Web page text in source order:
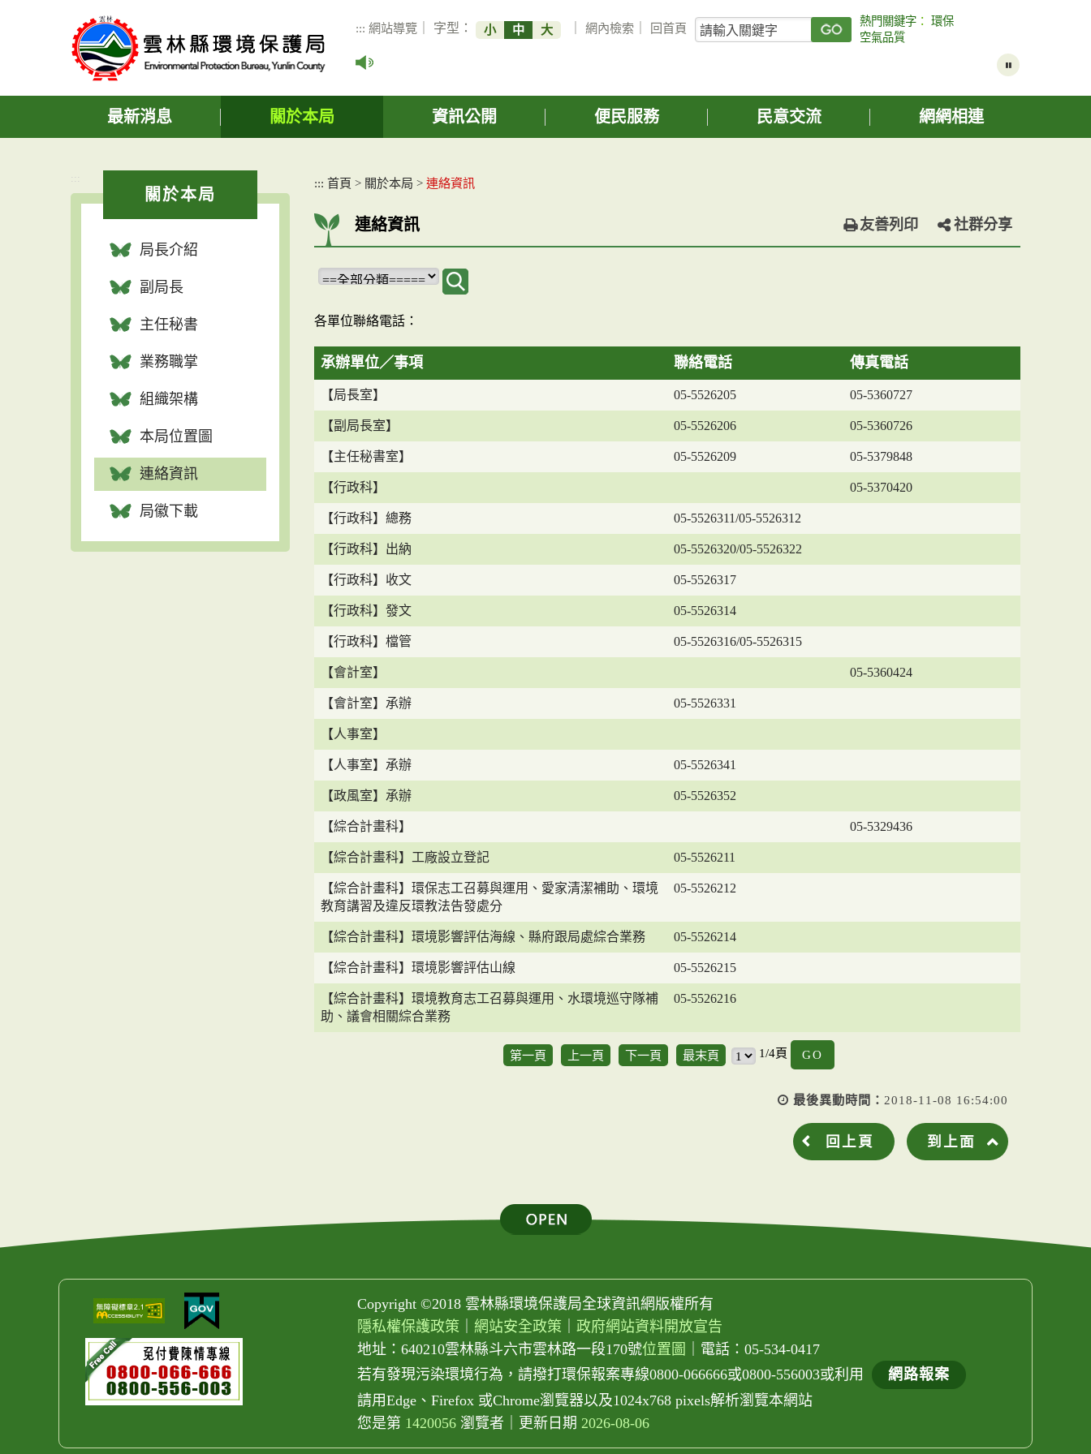
容
::: 網站導覽 ｜ 字型： 小 中 大 ｜網內檢索 回首頁
關
鍵
詢
熱門關鍵字 ：環保
空氣品質
最新消息 關於本局 資訊公開 便民服務 民意交流 網網相連
:::
關於本局
局長介紹
副局長
主任秘書
業務職掌
組織架構
本局位置圖
連絡資訊
局徽下載
::: 首頁 > 關於本局 > 連絡資訊
連絡資訊 友善列印 社群分享
各單位聯絡電話：
承辦單位／事項 聯絡電話 傳真電話
【局長室】 05-5526205 05-5360727
【副局長室】 05-5526206 05-5360726
【主任秘書室】 05-5526209 05-5379848
【行政科】 05-5370420
【行政科】總務 05-5526311/05-5526312
【行政科】出納 05-5526320/05-5526322
【行政科】收文 05-5526317
【行政科】發文 05-5526314
【行政科】檔管 05-5526316/05-5526315
【會計室】 05-5360424
【會計室】承辦 05-5526331
【人事室】
【人事室】承辦 05-5526341
【政風室】承辦 05-5526352
【綜合計畫科】 05-5329436
【綜合計畫科】工廠設立登記 05-5526211
【綜合計畫科】環保志工召募與運用、愛家清潔補助、環境
教育講習及違反環教法告發處分
05-5526212
【綜合計畫科】環境影響評估海線、縣府跟局處綜合業務 05-5526214
【綜合計畫科】環境影響評估山線 05-5526215
【綜合計畫科】環境教育志工召募與運用、水環境巡守隊補
助、議會相關綜合業務
05-5526216
第一頁 上一頁 下一頁 最末頁 1/4頁 GO
最後異動時間： 2018-11-08 16:54:00
回上頁 到上面
Copyright ©2018 雲林縣環境保護局全球資訊網版權所有
隱私權保護政策
網站安全政策 ｜政府網站資料開放宣告
地址：640210雲林縣斗六市雲林路一段170號位置圖
電話：05-534-0417
若有發現污染環境行為，請撥打環保報案專線0800-066666或0800-556003或利用
網路報案
請用Edge、Firefox 或Chrome瀏覽器以及1024x768 pixels解析瀏覽本網站
您是第 1420056 瀏覽者 更新日期 2026-08-06